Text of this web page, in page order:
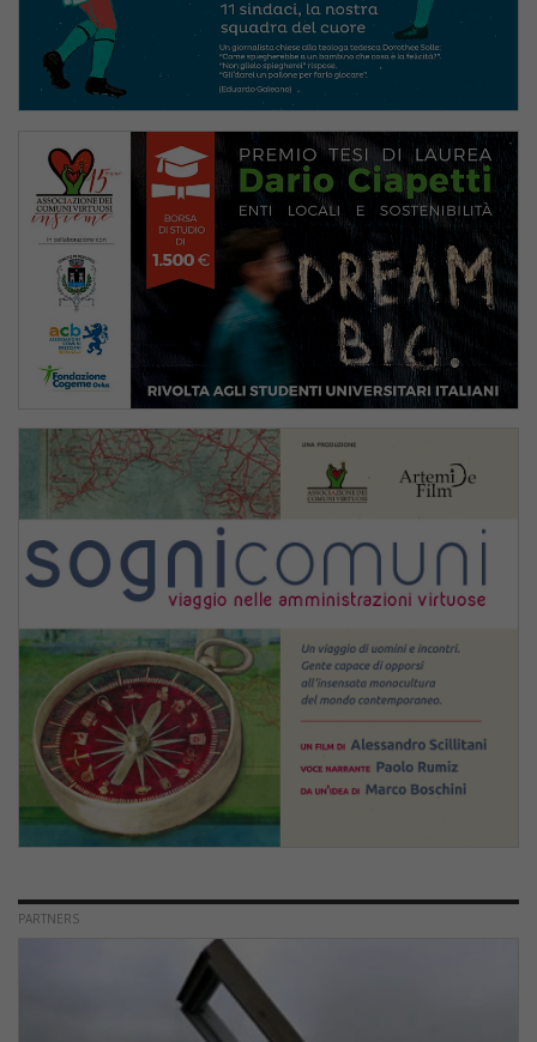
PARTNERS